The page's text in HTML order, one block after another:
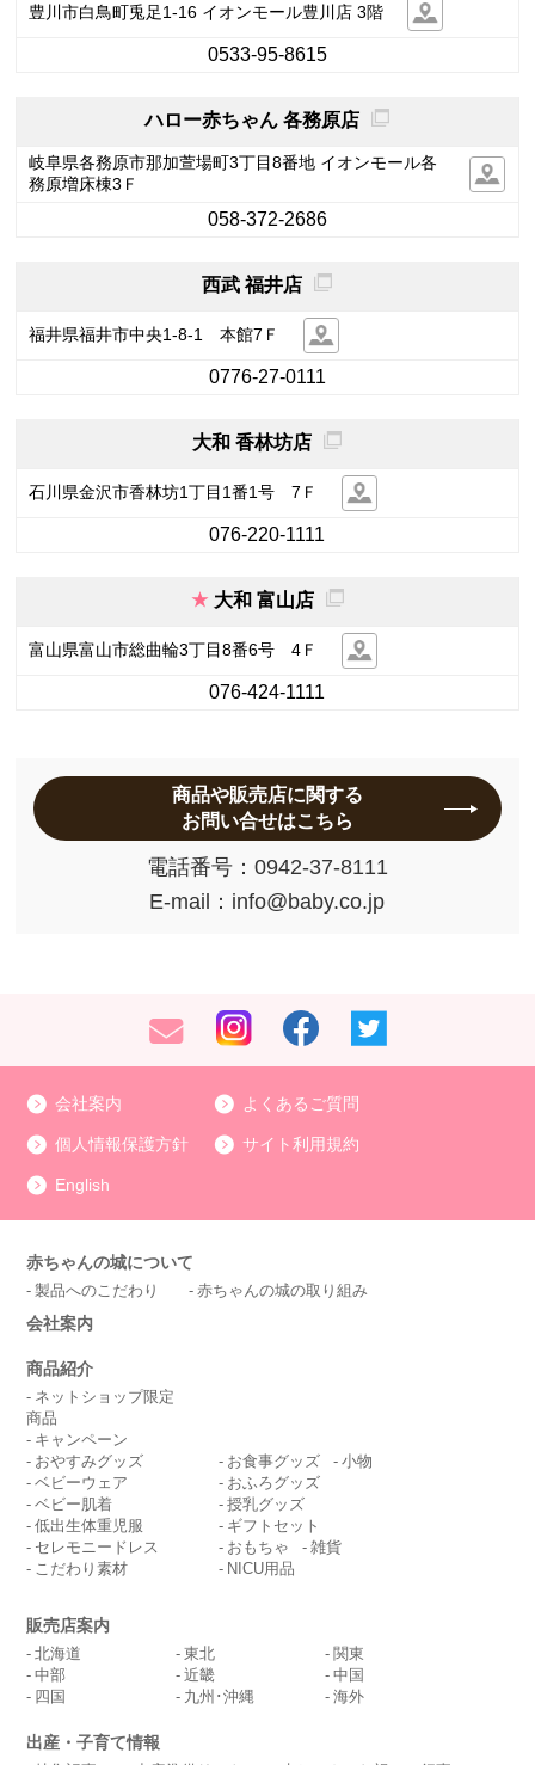
豊川市白鳥町兎足1-16 イオンモール豊川店 3階
0533-95-8615
ハロー赤ちゃん 各務原店
岐阜県各務原市那加萱場町3丁目8番地 イオンモール各
務原増床棟3Ｆ
058-372-2686
西武 福井店
福井県福井市中央1-8-1 本館7Ｆ
0776-27-0111
大和 香林坊店
石川県金沢市香林坊1丁目1番1号 7Ｆ
076-220-1111
大和 富山店
富山県富山市総曲輪3丁目8番6号 4Ｆ
076-424-1111
商品や販売店に関する
お問い合せはこちら
電話番号： 0942-37-8111
E-mail： info@baby.co.jp
会社案内 よくあるご質問
個人情報保護方針 サイト利用規約
English
赤ちゃんの城について
製品へのこだわり 赤ちゃんの城の取り組み
会社案内
商品紹介
ネットショップ限定
商品
キャンペーン
おやすみグッズ
ベビーウェア
ベビー肌着
低出生体重児服
セレモニードレス
こだわり素材
お食事グッズ
小物
おふろグッズ
授乳グッズ
ギフトセット
おもちゃ
雑貨
NICU用品
販売店案内
北海道 東北
関東
中部
近畿
中国
四国
九州･沖縄 海外
出産・子育て情報